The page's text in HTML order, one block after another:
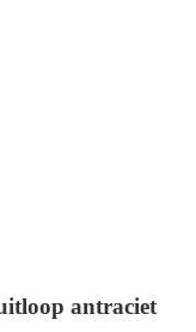
antraciet